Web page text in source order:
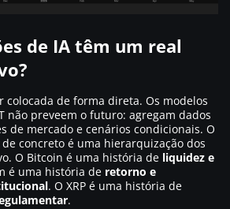
de IA têm um real
colocada de forma direta. Os modelos
não preveem o futuro: agregam dados
de mercado e cenários condicionais. O
concreto é uma hierarquização dos
O Bitcoin é uma história de liquidez e
é uma história de retorno e
. O XRP é uma história de
.